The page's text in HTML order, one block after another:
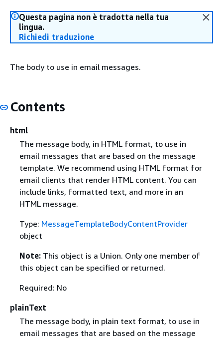
Questa pagina non è tradotta nella tua
lingua.
Richiedi traduzione
The body to use in email messages.
Contents
html
The message body, in HTML format, to use in
email messages that are based on the message
template. We recommend using HTML format for
email clients that render HTML content. You can
include links, formatted text, and more in an
HTML message.
Type: MessageTemplateBodyContentProvider
object
Note: This object is a Union. Only one member of
this object can be specified or returned.
Required: No
plainText
The message body, in plain text format, to use in
email messages that are based on the message